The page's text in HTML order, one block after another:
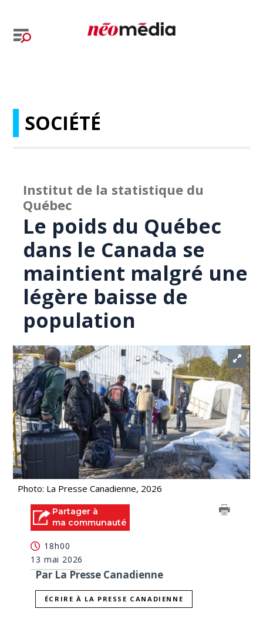
SOCIÉTÉ
Institut de la statistique du
Québec
Le poids du Québec
dans le Canada se
maintient malgré une
légère baisse de
population
Photo: La Presse Canadienne, 2026
Partager à
ma communauté
18h00
13 mai 2026
Par La Presse Canadienne
ÉCRIRE À LA PRESSE CANADIENNE